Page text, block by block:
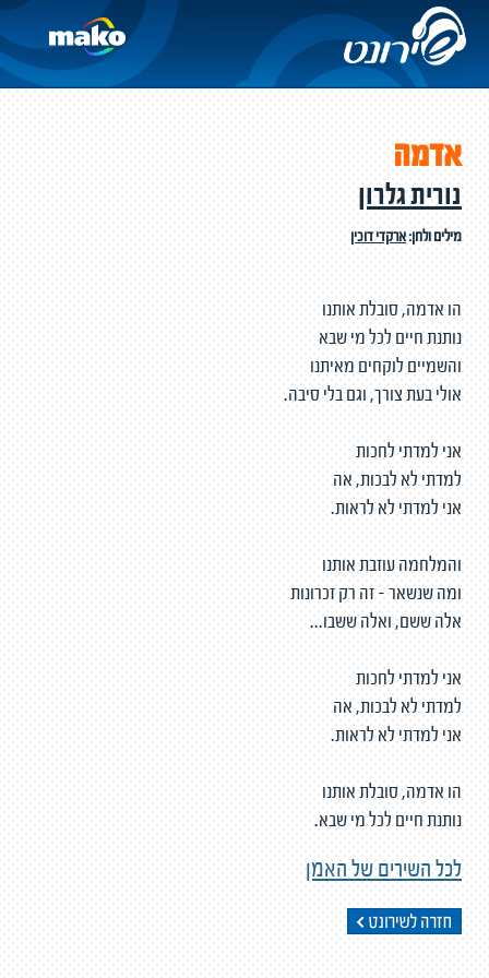
אדמה
נורית גלרון
מילים ולחן:ארקדי דוכין
הו אדמה, סובלת אותנו
נותנת חיים לכל מי שבא
והשמיים לוקחים מאיתנו
אולי בעת צורך, וגם בלי סיבה.
אני למדתי לחכות
למדתי לא לבכות, אה
אני למדתי לא לראות.
והמלחמה עוזבת אותנו
ומה שנשאר - זה רק זכרונות
אלה ששם, ואלה ששבו...
אני למדתי לחכות
למדתי לא לבכות, אה
אני למדתי לא לראות.
הו אדמה, סובלת אותנו
נותנת חיים לכל מי שבא.
לכל השירים של האמן